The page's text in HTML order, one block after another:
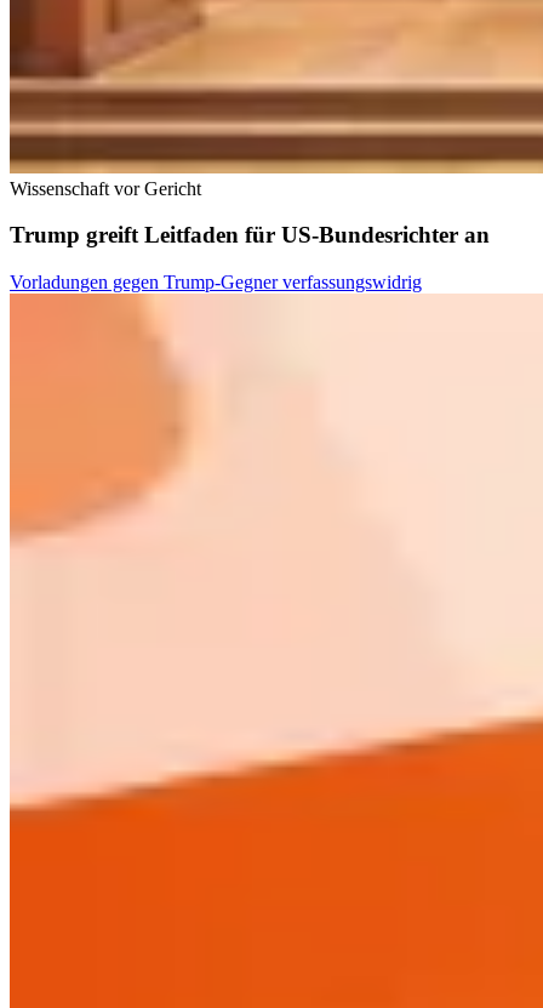
Wissenschaft vor Gericht
Trump greift Leitfaden für US-Bundesrichter an
Vorladungen gegen Trump-Gegner verfassungswidrig